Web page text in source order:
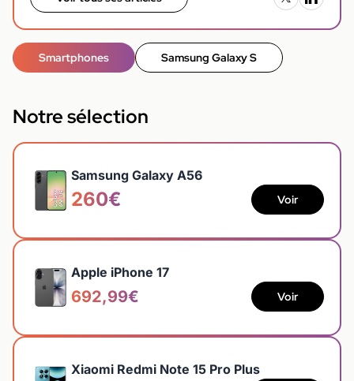
Smartphones Samsung Galaxy S
Notre sélection
Samsung Galaxy A56
260€ Voir
Apple iPhone 17
692,99€ Voir
Xiaomi Redmi Note 15 Pro Plus